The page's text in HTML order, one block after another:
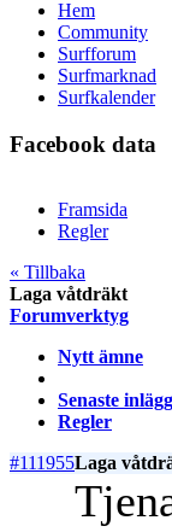
Hem
Community
Surfforum
Surfmarknad
Surfkalender
Facebook data
Framsida
Regler
« Tillbaka
Laga våtdräkt
Forumverktyg
Nytt ämne
Senaste
Regler
#111955Laga